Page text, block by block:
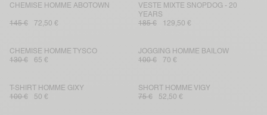
CHEMISE HOMME ABOTOWN
145 € 72,50 €
VESTE MIXTE SNOPDOG - 20
YEARS
185 €
129,50 €
CHEMISE HOMME TYSCO
130 €
65 €
JOGGING HOMME BAILOW
100 €
70 €
T-SHIRT HOMME GIXY
100 €
50 €
SHORT HOMME VIGY
75 €
52,50 €